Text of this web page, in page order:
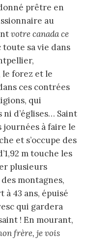
prêtre en
au
votre canada ce
toute sa vie dans
le forez et le
ces contrées
qui
d’églises… Saint
journées à faire le
et s’occupe des
m touche les
plusieurs
montagnes,
à 43 ans, épuisé
qui gardera
! En mourant,
frère, je vois